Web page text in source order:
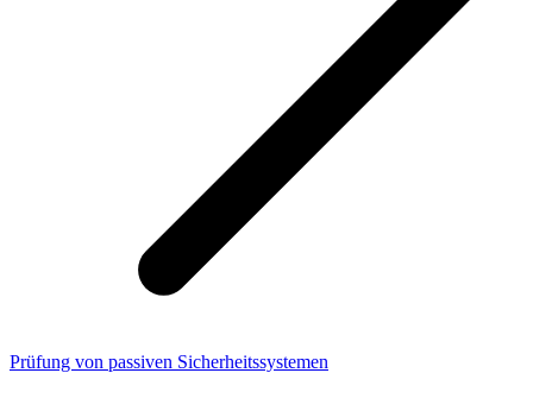
Prüfung von passiven Sicherheitssystemen